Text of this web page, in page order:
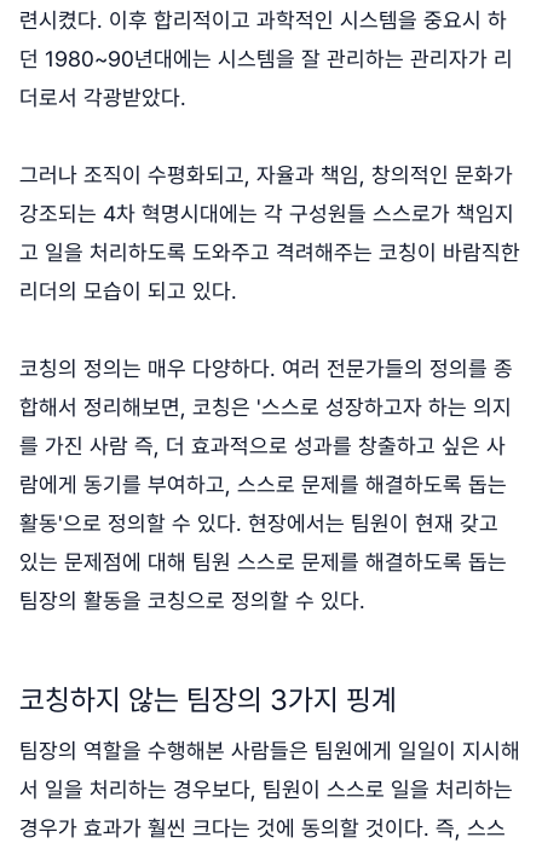
련시켰다. 이후 합리적이고 과학적인 시스템을 중요시 하
던 1980~90년대에는 시스템을 잘 관리하는 관리자가 리
더로서 각광받았다.
그러나 조직이 수평화되고, 자율과 책임, 창의적인 문화가
강조되는 4차 혁명시대에는 각 구성원들 스스로가 책임지
고 일을 처리하도록 도와주고 격려해주는 코칭이 바람직한
리더의 모습이 되고 있다.
코칭의 정의는 매우 다양하다. 여러 전문가들의 정의를 종
합해서 정리해보면, 코칭은 '스스로 성장하고자 하는 의지
를 가진 사람 즉, 더 효과적으로 성과를 창출하고 싶은 사
람에게 동기를 부여하고, 스스로 문제를 해결하도록 돕는
활동'으로 정의할 수 있다. 현장에서는 팀원이 현재 갖고
있는 문제점에 대해 팀원 스스로 문제를 해결하도록 돕는
팀장의 활동을 코칭으로 정의할 수 있다.
코칭하지 않는 팀장의 3가지 핑계
팀장의 역할을 수행해본 사람들은 팀원에게 일일이 지시해
서 일을 처리하는 경우보다, 팀원이 스스로 일을 처리하는
경우가 효과가 훨씬 크다는 것에 동의할 것이다. 즉, 스스